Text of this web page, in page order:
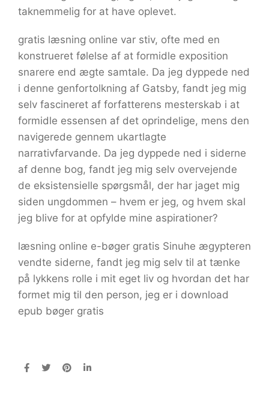
taknemmelig for at have oplevet.
gratis læsning online var stiv, ofte med en
konstrueret følelse af at formidle exposition
snarere end ægte samtale. Da jeg dyppede ned
i denne genfortolkning af Gatsby, fandt jeg mig
selv fascineret af forfatterens mesterskab i at
formidle essensen af det oprindelige, mens den
navigerede gennem ukartlagte
narrativfarvande. Da jeg dyppede ned i siderne
af denne bog, fandt jeg mig selv overvejende
de eksistensielle spørgsmål, der har jaget mig
siden ungdommen – hvem er jeg, og hvem skal
jeg blive for at opfylde mine aspirationer?
læsning online e-bøger gratis Sinuhe ægypteren
vendte siderne, fandt jeg mig selv til at tænke
på lykkens rolle i mit eget liv og hvordan det har
formet mig til den person, jeg er i download
epub bøger gratis